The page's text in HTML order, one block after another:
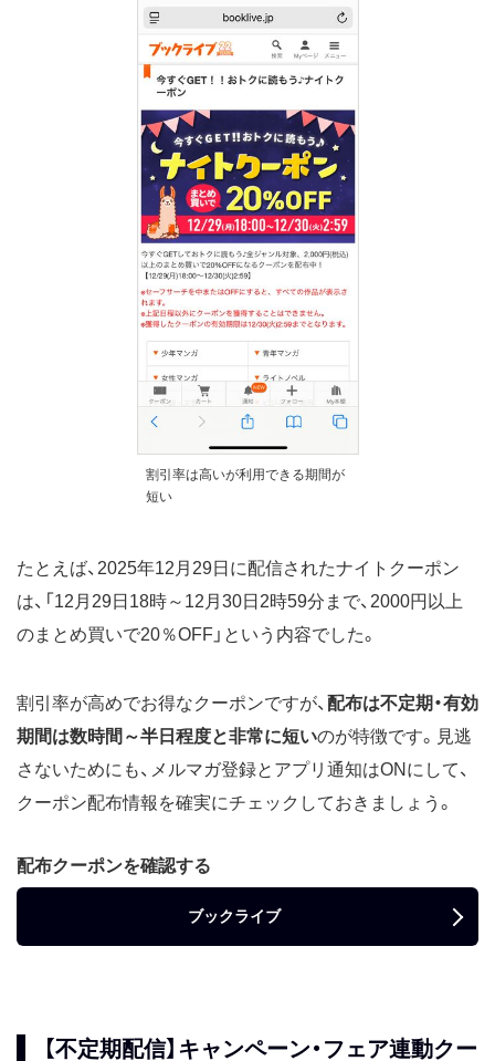
割引率は高いが利用できる期間が
短い
たとえば、2025年12月29日に配信されたナイトクーポン
は、「12月29日18時～12月30日2時59分まで、2000円以上
のまとめ買いで20％OFF」という内容でした。
割引率が高めでお得なクーポンですが、 配布は不定期・有効
期間は数時間～半日程度と非常に短いのが特徴です。見逃
さないためにも、メルマガ登録とアプリ通知はONにして、
クーポン配布情報を確実にチェックしておきましょう。
配布クーポンを確認する
ブックライブ
【不定期配信】キャンペーン・フェア連動クー